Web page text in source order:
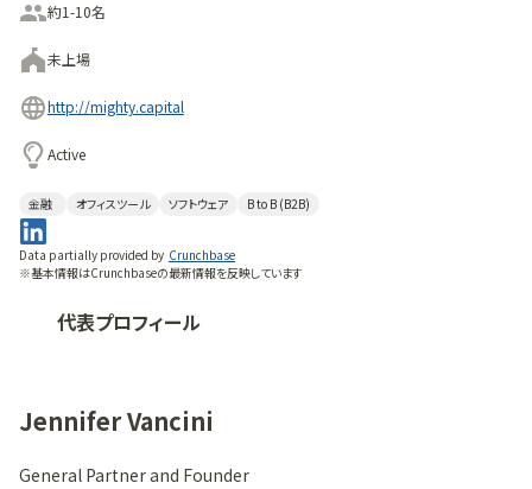
約1-10名
未上場
http://mighty.capital
Active
金融 オフィスツール ソフトウェア B to B (B2B)
Data partially provided by Crunchbase
※基本情報はCrunchbaseの最新情報を反映しています
代表プロフィール
Jennifer Vancini
General Partner and Founder